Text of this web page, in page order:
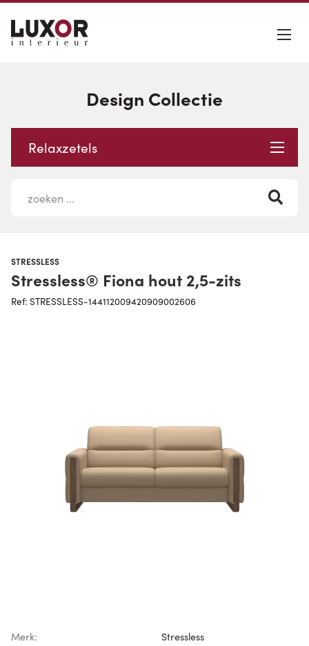
Design Collectie
Relaxzetels
STRESSLESS
Stressless® Fiona hout 2,5-zits
Ref: STRESSLESS-144112009420909002606
Merk: Stressless